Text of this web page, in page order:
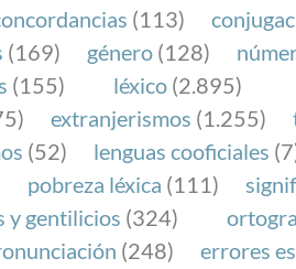
fundación patrocinada por la
Española, cuyo objetivo es
en los medios de
(113)
(169) género (128)
(155) léxico (2.895)
extranjerismos (1.255)
(52) lenguas cooficiales
pobreza léxica (111)
y gentilicios (324)
(248)
errores